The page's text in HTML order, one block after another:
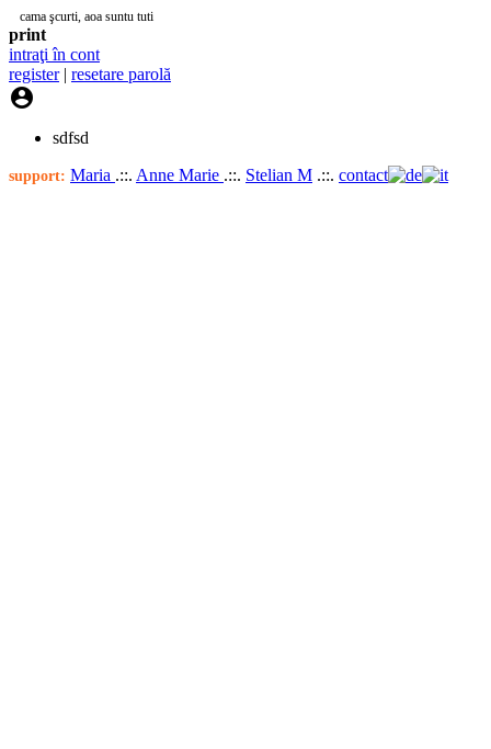
cama şcurti, aoa suntu tuti
print
intraţi în cont
register| resetare parolă

sdfsd
support: Maria .::. Anne Marie .::. Stelian M .::. contact